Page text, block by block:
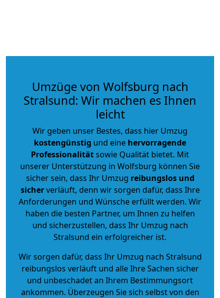
Umzüge von Wolfsburg nach
Stralsund: Wir machen es Ihnen
leicht
Wir geben unser Bestes, dass hier Umzug
kostengünstig und eine hervorragende
Professionalitätsowie Qualität bietet. Mit
unserer Unterstützung in Wolfsburg können Sie
sicher sein, dass Ihr Umzug reibungslos und
sicherverläuft, denn wir sorgen dafür, dass Ihre
Anforderungen und Wünsche erfüllt werden. Wir
haben die besten Partner, um Ihnen zu helfen
und sicherzustellen, dass Ihr Umzug nach
Stralsund ein erfolgreicher ist.
Wir sorgen dafür, dass Ihr Umzug nach Stralsund
reibungslos verläuft und alle Ihre Sachen sicher
und unbeschadet an Ihrem Bestimmungsort
ankommen. Überzeugen Sie sich selbst von den